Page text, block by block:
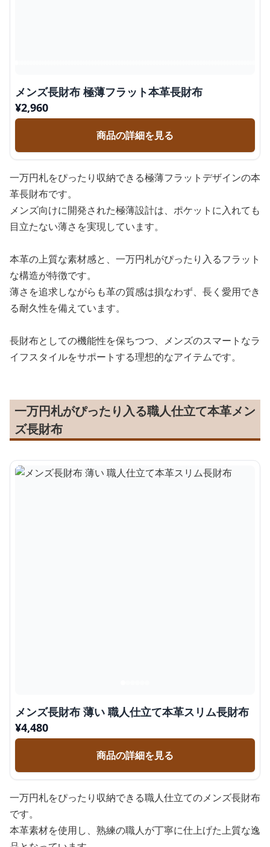
メンズ長財布 極薄フラット本革長財布
¥2,960
商品の詳細を見る
一万円札をぴったり収納できる極薄フラットデザインの本
革長財布です。
メンズ向けに開発された極薄設計は、ポケットに入れても
目立たない薄さを実現しています。
本革の上質な素材感と、一万円札がぴったり入るフラット
な構造が特徴です。
薄さを追求しながらも革の質感は損なわず、長く愛用でき
る耐久性を備えています。
長財布としての機能性を保ちつつ、メンズのスマートなラ
イフスタイルをサポートする理想的なアイテムです。
一万円札がぴったり入る職人仕立て本革メン
ズ長財布
メンズ長財布 薄い 職人仕立て本革スリム長財布
¥4,480
商品の詳細を見る
一万円札をぴったり収納できる職人仕立てのメンズ長財布
です。
本革素材を使用し、熟練の職人が丁寧に仕上げた上質な逸